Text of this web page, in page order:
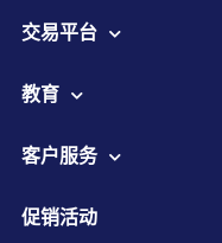
交易平台
教育
客户服务
促销活动